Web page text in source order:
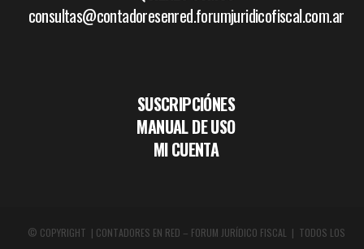
consultas@contadoresenred.forumjuridicofiscal.com.ar
SUSCRIPCIÓNES
MANUAL DE USO
MI CUENTA
© COPYRIGHT | CONTADORES EN RED – FORUM JURÍDICO FISCAL | TODOS LOS